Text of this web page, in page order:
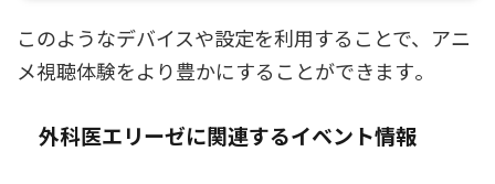
このようなデバイスや設定を利用することで、アニ
メ視聴体験をより豊かにすることができます​​。
外科医エリーゼに関連するイベント情報